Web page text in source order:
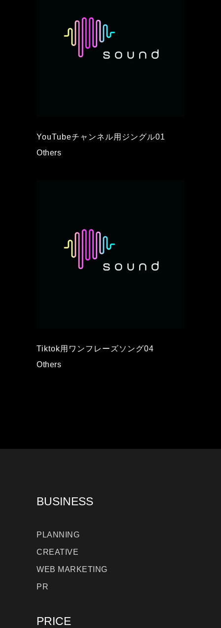
YouTubeチャンネル用ジングル01
Others
Tiktok用ワンフレーズソング04
Others
BUSINESS
PLANNING
CREATIVE
WEB MARKETING
PR
PRICE